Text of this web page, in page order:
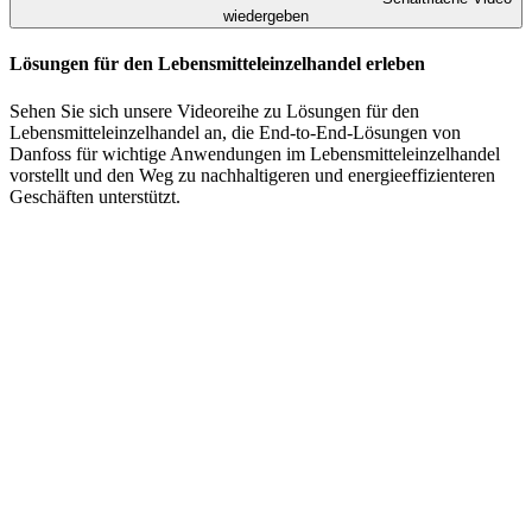
wiedergeben
Lösungen für den Lebensmitteleinzelhandel erleben
Sehen Sie sich unsere Videoreihe zu Lösungen für den
Lebensmitteleinzelhandel an, die End-to-End-Lösungen von
Danfoss für wichtige Anwendungen im Lebensmitteleinzelhandel
vorstellt und den Weg zu nachhaltigeren und energieeffizienteren
Geschäften unterstützt.